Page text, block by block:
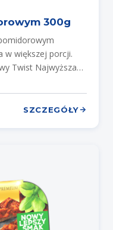
300g
w większej porcji.
Twist Najwyższa
SZCZEGÓŁY